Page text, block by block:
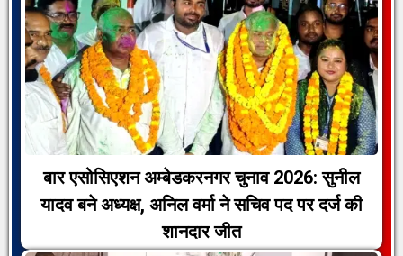
बार एसोसिएशन अम्बेडकरनगर चुनाव 2026: सुनील
यादव बने अध्यक्ष, अनिल वर्मा ने सचिव पद पर दर्ज की
शानदार जीत